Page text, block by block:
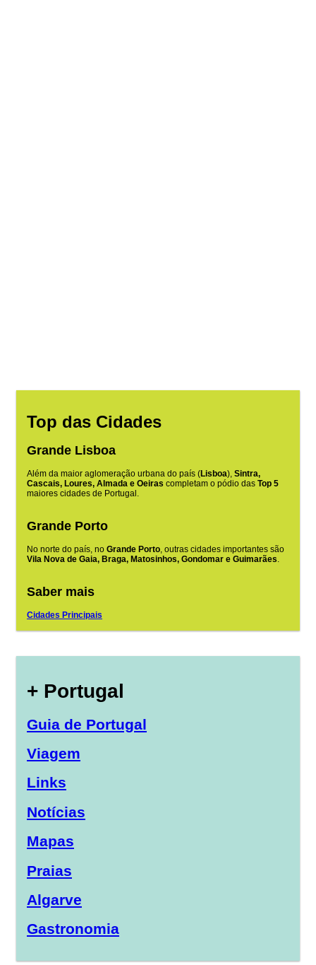
Top das Cidades
Grande Lisboa
Além da maior aglomeração urbana do país (Lisboa), Sintra,
Cascais, Loures, Almada e Oeiras completam o pódio das Top 5
maiores cidades de Portugal.
Grande Porto
No norte do país, no Grande Porto, outras cidades importantes são
Vila Nova de Gaia, Braga, Matosinhos, Gondomar e Guimarães.
Saber mais
Cidades Principais
+ Portugal
Guia de Portugal
Viagem
Links
Notícias
Mapas
Praias
Algarve
Gastronomia